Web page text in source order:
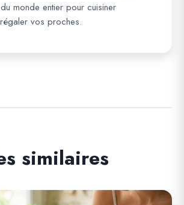
monde entier pour cuisiner
vos proches.
similaires